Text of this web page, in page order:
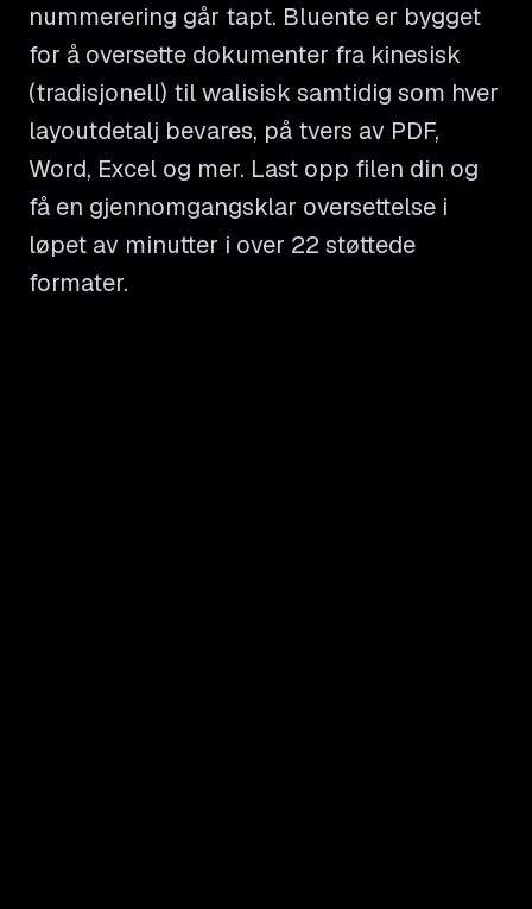
nummerering går tapt. Bluente er bygget
for å oversette dokumenter fra kinesisk
(tradisjonell) til walisisk samtidig som hver
layoutdetalj bevares, på tvers av PDF,
Word, Excel og mer. Last opp filen din og
få en gjennomgangsklar oversettelse i
løpet av minutter i over 22 støttede
formater.